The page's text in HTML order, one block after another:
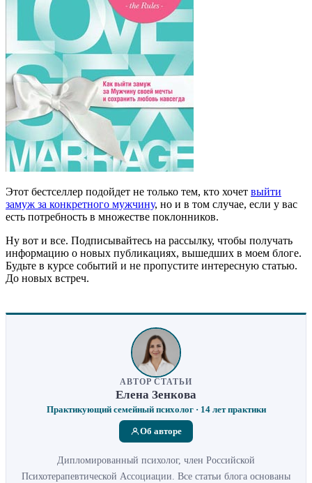
Этот бестселлер подойдет не только тем, кто хочет выйти
замуж за конкретного мужчину, но и в том случае, если у вас
есть потребность в множестве поклонников.
Ну вот и все. Подписывайтесь на рассылку, чтобы получать
информацию о новых публикациях, вышедших в моем блоге.
Будьте в курсе событий и не пропустите интересную статью.
До новых встреч.
АВТОР СТАТЬИ
Елена Зенкова
Практикующий семейный психолог · 14 лет практики
Об авторе
Дипломированный психолог, член Российской
Психотерапевтической Ассоциации. Все статьи блога основаны